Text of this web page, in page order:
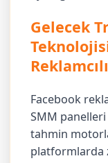
Gelecek
Facebook
SMM panelleri
tahmin
platformlarda